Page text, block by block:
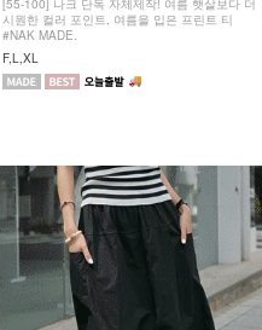
[55-100] 나크 단독 자체제작! 여름 햇살보다 더
시원한 컬러 포인트, 여름을 입은 프린트 티
#NAK MADE.
F,L,XL